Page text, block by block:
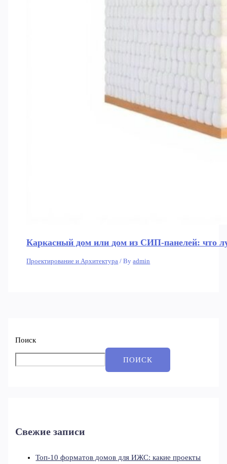
Каркасный дом или дом из СИП-панелей: что
Проектирование и Архитектура / Byadmin
Поиск
ПОИСК
Свежие записи
Топ-10 форматов домов для ИЖС: какие проекты